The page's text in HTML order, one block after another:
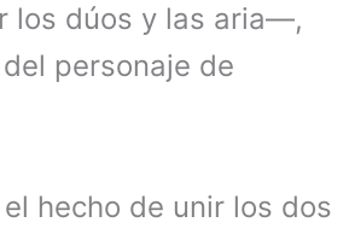
los dúos y las aria—,
personaje de
hecho de unir los dos